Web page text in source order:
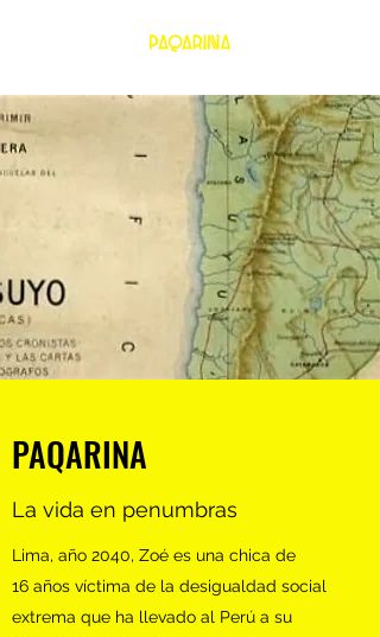
PAQARINA
La vida en penumbras
Lima, año 2040, Zoé es una chica de
16 años víctima de la desigualdad social
extrema que ha llevado al Perú a su